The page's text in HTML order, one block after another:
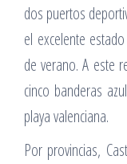
dos puertos
el excelente
de verano. A este
cinco banderas
playa valenciana.
Por provincias,